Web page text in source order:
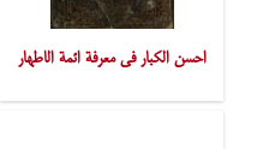
احسن الکبار فی معرفة ائمة الاطهار